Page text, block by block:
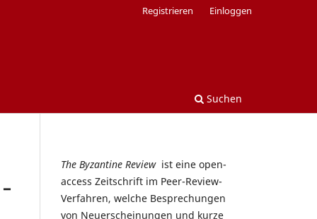
Suchen
Registrieren Einloggen
The Byzantine Reviewist eine open-
access Zeitschrift im Peer-Review-
Verfahren, welche Besprechungen
von Neuerscheinungen und kurze